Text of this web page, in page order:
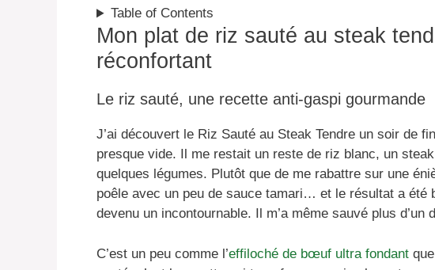
Table of Contents
Mon plat de riz sauté au steak
réconfortant
Le riz sauté, une recette anti-gaspi gourmande
J’ai découvert le Riz Sauté au Steak Tendre un soir de
presque vide. Il me restait un reste de riz blanc, un
quelques légumes. Plutôt que de me rabattre sur une
poêle avec un peu de sauce tamari… et le résultat a été
devenu un incontournable. Il m’a même sauvé plus d’un
C’est un peu comme l’effiloché de bœuf ultra fondant